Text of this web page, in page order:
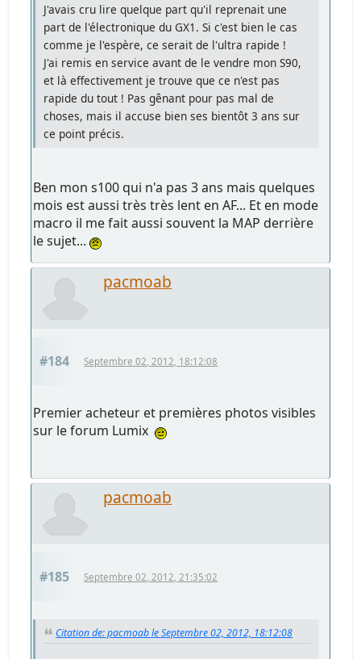
J'avais cru lire quelque part qu'il reprenait une
part de l'électronique du GX1. Si c'est bien le cas
comme je l'espère, ce serait de l'ultra rapide !
J'ai remis en service avant de le vendre mon S90,
et là effectivement je trouve que ce n'est pas
rapide du tout ! Pas gênant pour pas mal de
choses, mais il accuse bien ses bientôt 3 ans sur
ce point précis.
Ben mon s100 qui n'a pas 3 ans mais quelques
mois est aussi très très lent en AF... Et en mode
macro il me fait aussi souvent la MAP derrière
le sujet...
pacmoab
#184 Septembre 02, 2012, 18:12:08
Premier acheteur et premières photos visibles
sur le forum Lumix
pacmoab
#185 Septembre 02, 2012, 21:35:02
Citation de: pacmoab le Septembre 02, 2012, 18:12:08